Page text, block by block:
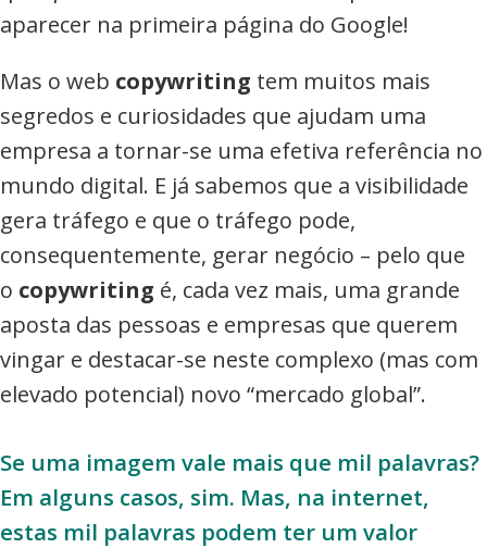
aparecer na primeira página do Google!
Mas o web copywriting tem muitos mais
segredos e curiosidades que ajudam uma
empresa a tornar-se uma efetiva referência no
mundo digital. E já sabemos que a visibilidade
gera tráfego e que o tráfego pode,
consequentemente, gerar negócio – pelo que
o copywriting é, cada vez mais, uma grande
aposta das pessoas e empresas que querem
vingar e destacar-se neste complexo (mas com
elevado potencial) novo “mercado global”.
Se uma imagem vale mais que mil palavras?
Em alguns casos, sim. Mas, na internet,
estas mil palavras podem ter um valor